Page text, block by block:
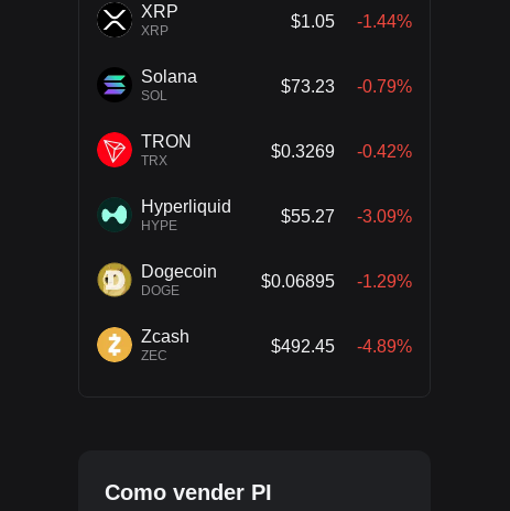
XRP
XRP
$1.05 -1.44%
Solana
SOL
$73.23 -0.79%
TRON
TRX
$0.3269 -0.42%
Hyperliquid
HYPE
$55.27 -3.09%
Dogecoin
DOGE
$0.06895 -1.29%
Zcash
ZEC
$492.45 -4.89%
Como vender PI